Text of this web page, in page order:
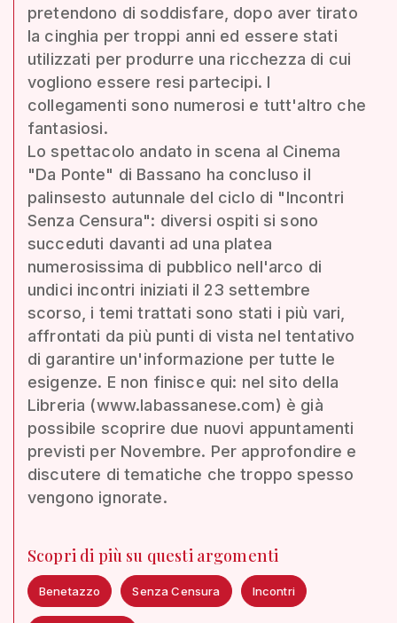
pretendono di soddisfare, dopo aver tirato
la cinghia per troppi anni ed essere stati
utilizzati per produrre una ricchezza di cui
vogliono essere resi partecipi. I
collegamenti sono numerosi e tutt'altro che
fantasiosi.
Lo spettacolo andato in scena al Cinema
"Da Ponte" di Bassano ha concluso il
palinsesto autunnale del ciclo di "Incontri
Senza Censura": diversi ospiti si sono
succeduti davanti ad una platea
numerosissima di pubblico nell'arco di
undici incontri iniziati il 23 settembre
scorso, i temi trattati sono stati i più vari,
affrontati da più punti di vista nel tentativo
di garantire un'informazione per tutte le
esigenze. E non finisce qui: nel sito della
Libreria (www.labassanese.com) è già
possibile scoprire due nuovi appuntamenti
previsti per Novembre. Per approfondire e
discutere di tematiche che troppo spesso
vengono ignorate.
Scopri di più su questi argomenti
Benetazzo Senza Censura Incontri